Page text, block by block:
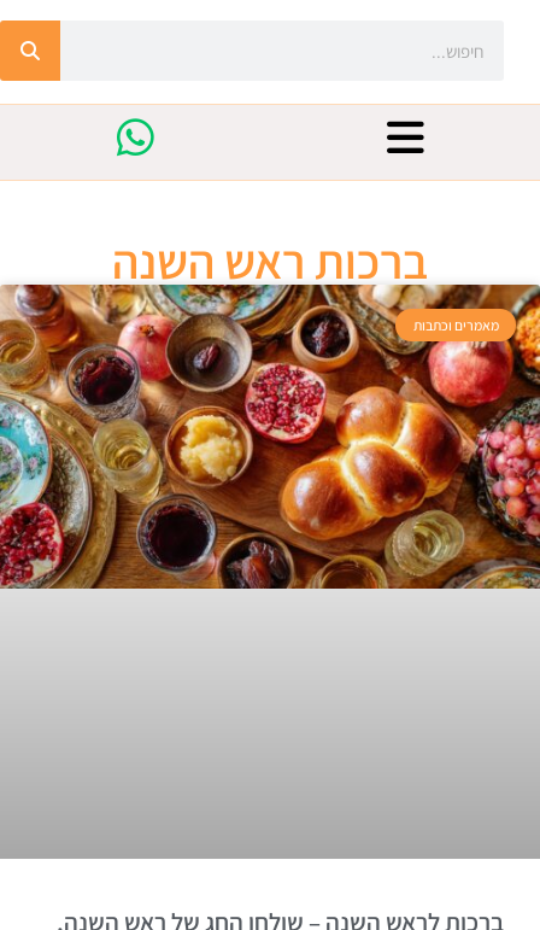
ברכות ראש השנה
מאמרים וכתבות
ברכות לראש השנה – שולחן החג של ראש השנה,